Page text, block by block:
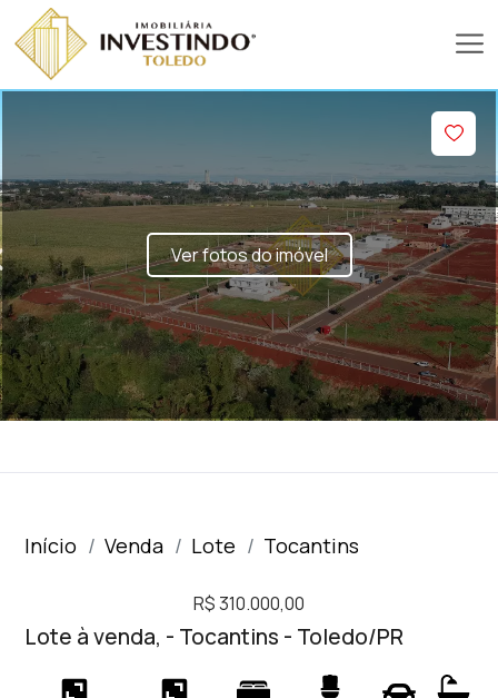
Ver fotos do imóvel
Início Venda Lote Tocantins
R$ 310.000,00
Lote à venda, - Tocantins - Toledo/PR